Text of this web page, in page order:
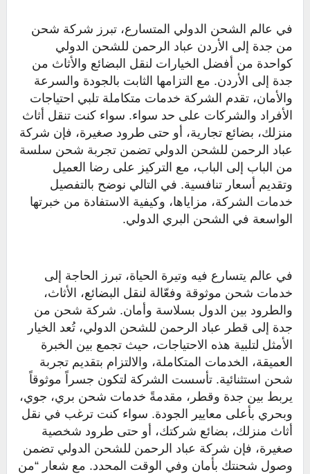
في عالم الشحن الدولي المتسارع، تبرز شركة شحن
من جدة إلى الأردن عباد الرحمن للشحن الدولي
كواحدة من أفضل الخيارات لنقل البضائع والأثاث من
جدة إلى الأردن. مع التزامها الثابت بالجودة والسرعة
والأمان، تقدم الشركة خدمات متكاملة تلبي احتياجات
الأفراد والشركات على حد سواء. سواء كنت تنقل أثاث
منزلك، بضائع تجارية، أو حتى طرود صغيرة، فإن شركة
عباد الرحمن للشحن الدولي تضمن تجربة شحن سلسة
من الباب إلى الباب، مع التركيز على رضا العميل
وتقديم أسعار تنافسية. في التالي نوضح بالتفصيل
خدمات الشركة، مزاياها، وكيفية الاستفادة من خبرتها
الواسعة في الشحن البري الدولي.
في عالم يتسارع فيه وتيرة الحياة، تبرز الحاجة إلى
خدمات شحن موثوقة وفعّالة لنقل البضائع، الأثاث،
والطرود بين الدول بسلاسة وأمان. شركة شحن من
جدة إلى قطر عباد الرحمن للشحن الدولي، تُعد الخيار
الأمثل لتلبية هذه الاحتياجات، حيث تجمع بين الخبرة
العميقة، الخدمات المتكاملة، والالتزام بتقديم تجربة
شحن استثنائية. تأسست الشركة لتكون جسراً موثوقاً
يربط بين جدة وقطر، مقدمةً خدمات شحن بري، جوي،
وبحري بأعلى معايير الجودة. سواء كنت ترغب في نقل
أثاث منزلك، بضائع شركتك، أو حتى طرود شخصية
صغيرة، فإن شركة عباد الرحمن للشحن الدولي تضمن
وصول شحنتك بأمان وفي الوقت المحدد. مع شعار “من